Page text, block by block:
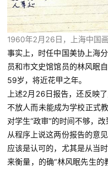
1960年2月26日， 上海中国
事实上，时任中国美协上海
员和市文史馆馆员的林风眠
59岁，将近花甲之年。
上述2月26日报告，还反映
不放人而未能成为学校正式
对学生“政审”的时间不够，
从程序上说这两份报告的意
应该是认可的，尤其是从当
来衡量，的确“林风眠先生